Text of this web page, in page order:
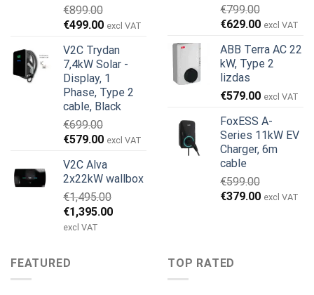
€899.00
Original
was:
€899.00.
€499.00Current
is:
€499.00.
excl VAT
V2C Trydan
7,4kW Solar -
Display, 1
Phase, Type 2
cable, Black
€699.00
Original
was:
€699.00.
€579.00Current
is:
€579.00.
excl VAT
V2C Alva
2x22kW wallbox
€1,495.00
Original
price
€1,495.00.
€1,395.00Current
excl VAT
€799.00
Original
was:
€799.00.
€629.00Current
is:
€629.00.
excl VAT
ABB Terra AC 22
kW, Type 2
lizdas
€579.00 excl VAT
FoxESS A-
Series 11kW EV
Charger, 6m
cable
€599.00
Original
€379.00Current
excl VAT
FEATURED TOP RATED